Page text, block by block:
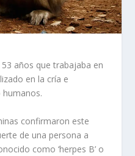
años que trabajaba en
en la cría e
confirmaron este
de una persona a
como ‘herpes B’ o